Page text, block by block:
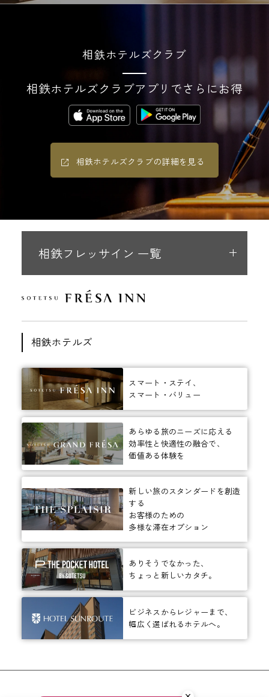
相鉄ホテルズクラブ
相鉄ホテルズクラブアプリでさらにお得
相鉄ホテルズクラブの詳細を見る
相鉄フレッサイン 一覧
相鉄ホテルズ
スマート・ステイ、
スマート・バリュー
あらゆる旅のニーズに応える
効率性と快適性の融合で、
価値ある体験を
新しい旅のスタンダードを創造
する
お客様のための
多様な滞在オプション
ありそうでなかった、
ちょっと新しいカタチ。
ビジネスからレジャーまで、
幅広く選ばれるホテルへ。